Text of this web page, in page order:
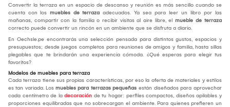
Convertir la terraza en un espacio de descanso y reunión es más sencillo cuando se
cuenta con los muebles de terraza adecuados. Ya sea para leer un libro por las
mañanas, compartir con la familia o recibir visitas al aire libre, el mueble de terraza
correcto puede convertir un rincón en un ambiente que se disfruta a diario.
En Oechsle.pe encontrarás una selección pensada para distintos gustos, espacios y
presupuestos; desde juegos completos para reuniones de amigos y familia, hasta sillas
plegables que te brindarán una experiencia cómoda. ¿Qué esperas para elegir tus
favoritos?
Modelos de muebles para terraza
Cada terraza tiene sus propias características, por eso la oferta de materiales y estilos
es tan variada. Los muebles para terrazas pequeñas están diseñados para aprovechar
cada centímetro de la decoración de tu hogar: perfiles compactos, diseños apilables y
proporciones equilibradas que no sobrecargan el ambiente. Para quienes prefieren un